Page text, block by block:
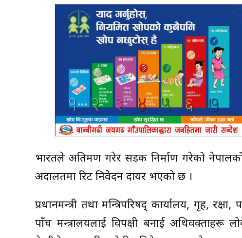
भारतले अतिक्रमण गरेर सडक निर्माण गरेको
अदालतमा रिट निवेदन दायर भएको छ ।
प्रधानमन्त्री तथा मन्त्रिपरिषद् कार्यालय, गृह,
पाँच मन्त्रालयलाई विपक्षी बनाई अधिवक्ताहरू